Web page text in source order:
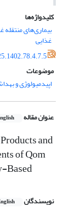
کلیدواژه‌ها
بیماری‌های منتقله
غذایی
موضوعات
اپیدمیولوژی و
عنوان مقاله
and
of Qom
Based
نویسندگان